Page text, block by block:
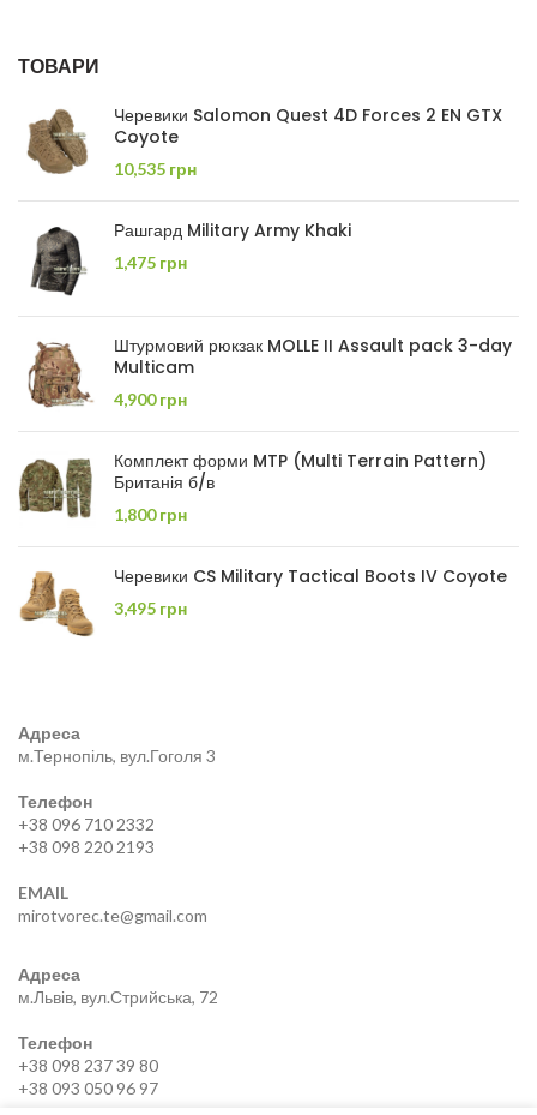
ТОВАРИ
Черевики Salomon Quest 4D Forces 2 EN GTX
Coyote
10,535 грн
Рашгард Military Army Khaki
1,475 грн
Штурмовий рюкзак MOLLE II Assault pack 3-day
Multicam
4,900грн
Комплект форми MTP (Multi Terrain Pattern)
Британія б/в
1,800грн
Черевики CS Military Tactical Boots IV Coyote
3,495 грн
Адреса
м.Тернопіль, вул.Гоголя 3
Телефон
+38 096 710 2332
+38 098 220 2193
EMAIL
mirotvorec.te@gmail.com
Адреса
м.Львів, вул.Стрийська, 72
Телефон
+38 098 237 39 80
+38 093 050 96 97